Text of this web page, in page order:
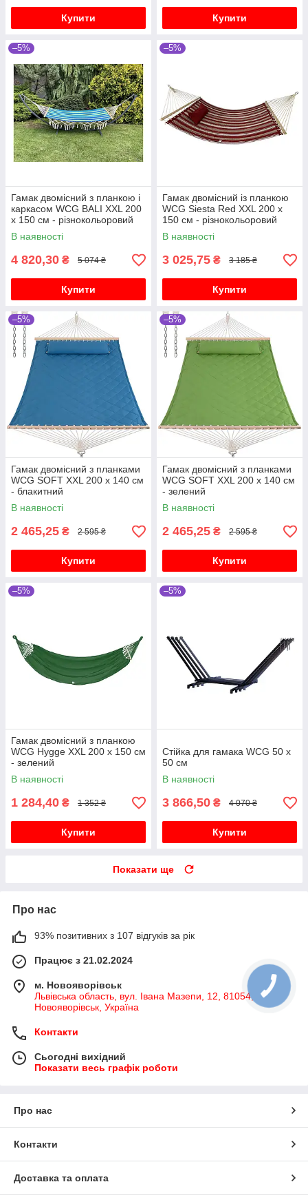
Купити Купити
–5%
Гамак двомісний з планкою і
каркасом WCG BALI XХL 200
х 150 см - різнокольоровий
В наявності
4 820,30 ₴ 5 074 ₴
Купити
–5%
Гамак двомісний із планкою
WCG Siesta Red XXL 200 х
150 см - різнокольоровий
В наявності
3 025,75 ₴ 3 185 ₴
Купити
–5%
Гамак двомісний з планками
WCG SOFT XXL 200 x 140 см
- блакитний
В наявності
2 465,25 ₴ 2 595 ₴
Купити
–5%
Гамак двомісний з планками
WCG SOFT XXL 200 x 140 см
- зелений
В наявності
2 465,25 ₴ 2 595 ₴
Купити
–5%
Гамак двомісний з планкою
WCG Hygge XXL 200 х 150 см
- зелений
В наявності
1 284,40 ₴ 1 352 ₴
Купити
–5%
Стійка для гамака WCG 50 х
50 см
В наявності
3 866,50 ₴ 4 070 ₴
Купити
Показати ще
Про нас
93% позитивних з 107 відгуків за рік
Працює з 21.02.2024
м. Новояворівськ
Львівська область, вул. Івана Мазепи, 12, 81054,
Новояворівськ, Україна
Контакти
Сьогодні вихідний
Показати весь графік роботи
Про нас
Контакти
Доставка та оплата